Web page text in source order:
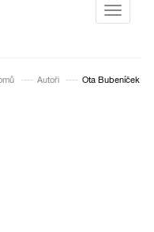
Toggle
Autoři Ota Bubeníček